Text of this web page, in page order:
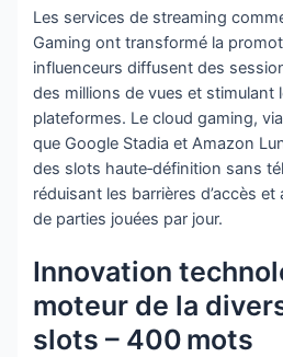
Les services de streaming
Gaming ont transformé la
influenceurs diffusent des
des millions de vues et stimulant
plateformes. Le cloud gaming,
que Google Stadia et Amazon
des slots haute‑définition sans
réduisant les barrières d’accès
de parties jouées par jour.
Innovation
moteur de la
slots – 400 mots